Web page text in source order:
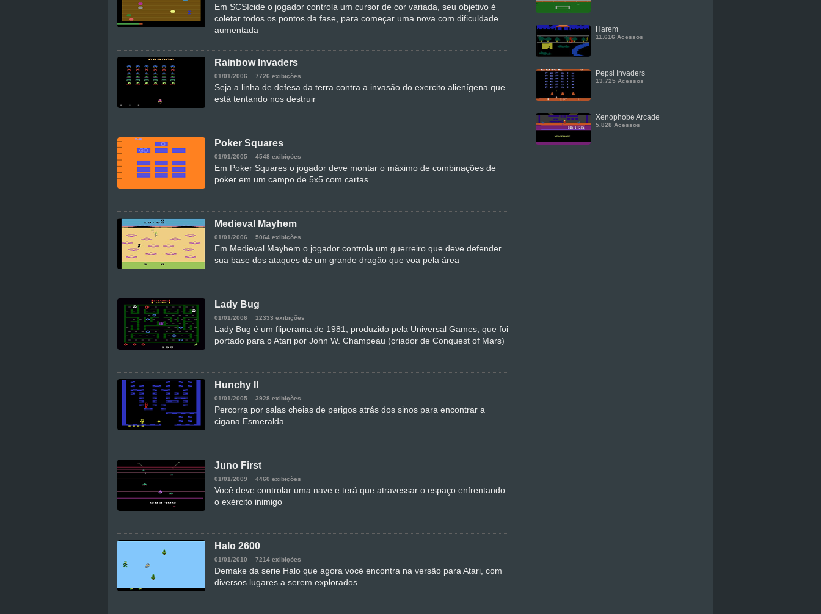
Em SCSIcide o jogador controla um cursor de cor variada, seu objetivo é
coletar todos os pontos da fase, para começar uma nova com dificuldade
aumentada
Rainbow Invaders
01/01/2006 7726 exibições
Seja a linha de defesa da terra contra a invasão do exercito alienígena que
está tentando nos destruir
Poker Squares
01/01/2005 4548 exibições
Em Poker Squares o jogador deve montar o máximo de combinações de
poker em um campo de 5x5 com cartas
Medieval Mayhem
01/01/2006 5064 exibições
Em Medieval Mayhem o jogador controla um guerreiro que deve defender
sua base dos ataques de um grande dragão que voa pela área
Lady Bug
01/01/2006 12333 exibições
Lady Bug é um fliperama de 1981, produzido pela Universal Games, que foi
portado para o Atari por John W. Champeau (criador de Conquest of Mars)
Hunchy II
01/01/2005 3928 exibições
Percorra por salas cheias de perigos atrás dos sinos para encontrar a
cigana Esmeralda
Juno First
01/01/2009 4460 exibições
Você deve controlar uma nave e terá que atravessar o espaço enfrentando
o exército inimigo
Halo 2600
01/01/2010 7214 exibições
Demake da serie Halo que agora você encontra na versão para Atari, com
diversos lugares a serem explorados
Harem
11.616 Acessos
Pepsi Invaders
13.725 Acessos
Xenophobe Arcade
5.828 Acessos